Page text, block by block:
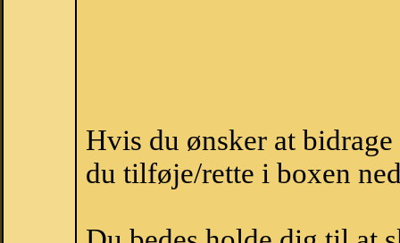
Hvis du ønsker at
du tilføje/rette i boxen